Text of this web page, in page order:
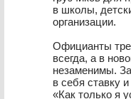
в школы,
организации.
Официанты
всегда, а в
незаменимы.
в себя ставку
«Как только я